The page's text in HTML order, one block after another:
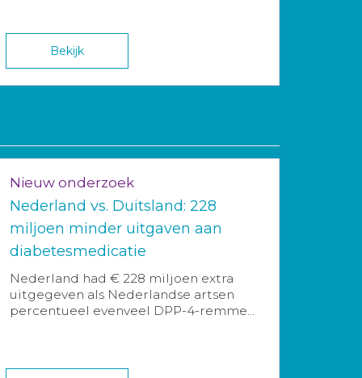
Bekijk
Nieuw onderzoek
Nederland vs. Duitsland: 228
miljoen minder uitgaven aan
diabetesmedicatie
Nederland had € 228 miljoen extra
uitgegeven als Nederlandse artsen
percentueel evenveel DPP-4-remme...